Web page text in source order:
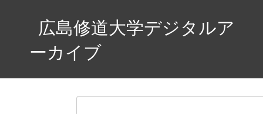
広島修道大学デジタルア
ーカイブ